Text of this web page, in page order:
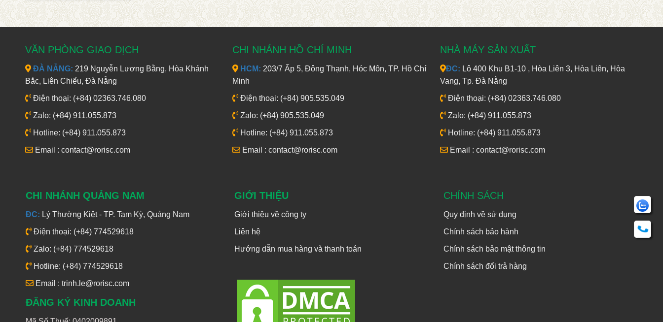
VĂN PHÒNG GIAO DỊCH
ĐÀ NẴNG: 219 Nguyễn Lương Bằng, Hòa Khánh
Bắc, Liên Chiểu, Đà Nẵng
Điện thoại: (+84) 02363.746.080
Zalo: (+84) 911.055.873
Hotline: (+84) 911.055.873
Email : contact@rorisc.com
CHI NHÁNH HỒ CHÍ MINH
HCM: 203/7 Ấp 5, Đông Thạnh, Hóc Môn, TP. Hồ Chí
Minh
Điện thoại: (+84) 905.535.049
Zalo: (+84) 905.535.049
Hotline: (+84) 911.055.873
Email : contact@rorisc.com
NHÀ MÁY SẢN XUẤT
ĐC: Lô 400 Khu B1-10 , Hòa Liên 3, Hòa Liên, Hòa
Vang, Tp. Đà Nẵng
Điện thoại: (+84) 02363.746.080
Zalo: (+84) 911.055.873
Hotline: (+84) 911.055.873
Email : contact@rorisc.com
CHI NHÁNH QUẢNG NAM
ĐC: Lý Thường Kiệt - TP. Tam Kỳ, Quảng Nam
Điện thoại: (+84) 774529618
Zalo: (+84) 774529618
Hotline: (+84) 774529618
Email : trinh.le@rorisc.com
ĐĂNG KÝ KINH DOANH
GIỚI THIỆU
Giới thiệu về công ty
Liên hệ
Hướng dẫn mua hàng và thanh toán
CHÍNH SÁCH
Quy định về sử dụng
Chính sách bảo hành
Chính sách bảo mật thông tin
Chính sách đổi trả hàng